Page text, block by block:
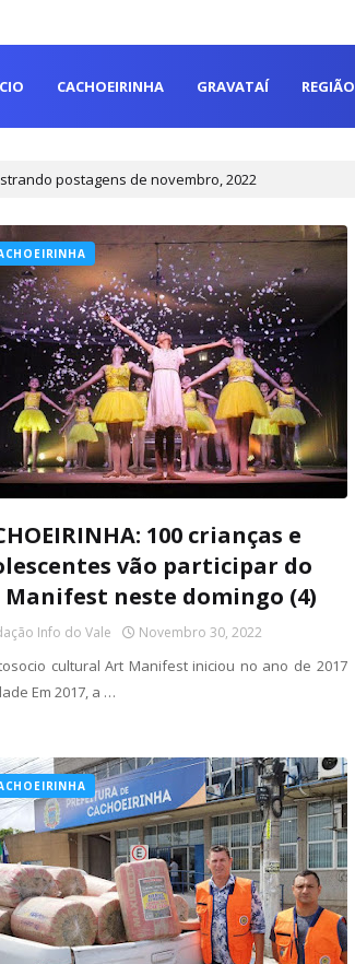
CACHOEIRINHA GRAVATAÍ REGIÃO
postagens de novembro, 2022
100 crianças e
vão participar do
neste domingo (4)
Info do Vale Novembro 30, 2022
cultural Art Manifest iniciou no ano de 2017
Em 2017, a …